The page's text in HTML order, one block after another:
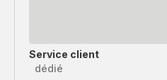
Service client
dédié